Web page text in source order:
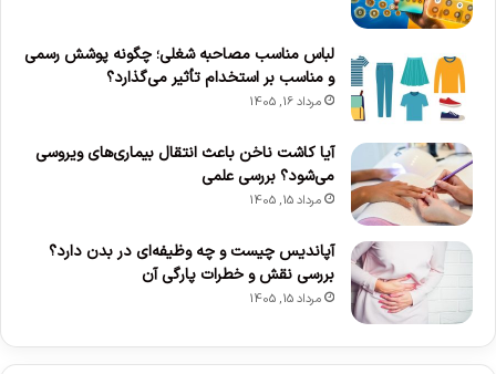
لباس مناسب مصاحبه شغلی؛ چگونه پوشش رسمی
و مناسب بر استخدام تأثیر می‌گذارد؟
مرداد 16, 1405
آیا کاشت ناخن باعث انتقال بیماری‌های ویروسی
می‌شود؟ بررسی علمی
مرداد 15, 1405
آپاندیس چیست و چه وظیفه‌ای در بدن دارد؟
بررسی نقش و خطرات پارگی آن
مرداد 15, 1405